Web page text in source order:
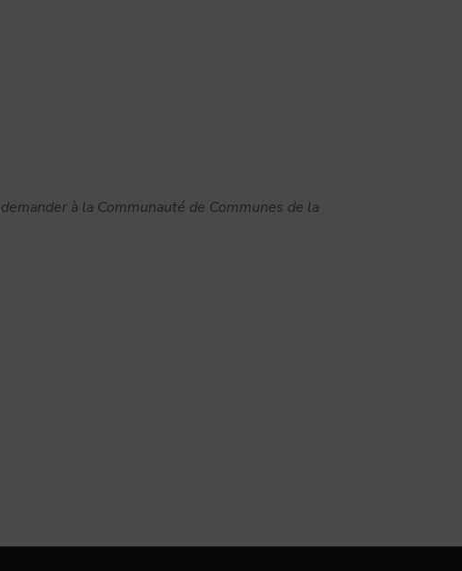
à la Communauté de Communes de la